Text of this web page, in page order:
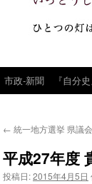
ン
市政‐新聞 『自分史
← 統一地方選挙 県議
平成27年度
投稿日:2015年4月5日